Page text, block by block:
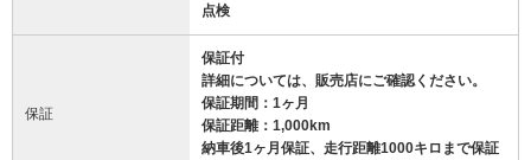
点検
保証
保証付
詳細については、販売店にご確認ください。
保証期間：1ヶ月
保証距離：1,000km
納車後1ヶ月保証、走行距離1000キロまで保証